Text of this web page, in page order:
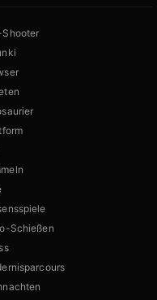
Shooter
Schießen